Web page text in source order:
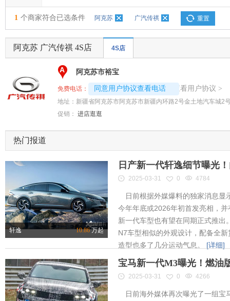
1 个商家符合已选条件 阿克苏 广汽传祺 重置
阿克苏 广汽传祺 4S店 4S店
A 阿克苏市裕宝
免费电话： 同意用户协议查看电话
4008192696-3666 查看用户协议 >
地址： 新疆省阿克苏市阿克苏市新疆内环路2号金土地汽车城2
促销： 进店逛逛
热门报道
轩逸 10.86万起
日产新一代轩逸细节曝光
2025-03-31 0 4784
日前根据外媒爆料的独家消息显
今年年底或2026年初首发亮相，
新一代车型也有望在同期正式推出
N7车型相似的外观设计，配备全
造型也多了几分运动气息。 [详细]
宝马新一代M3曝光！燃油
2025-03-31 0 4266
日前海外媒体再次曝光了一组宝